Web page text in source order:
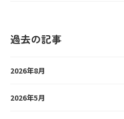
過去の記事
2026年8月
2026年5月